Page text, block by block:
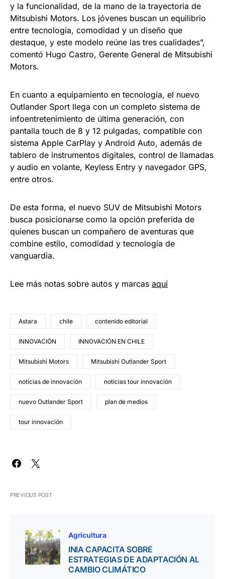
y la funcionalidad, de la mano de la trayectoria de
Mitsubishi Motors. Los jóvenes buscan un equilibrio
entre tecnología, comodidad y un diseño que
destaque, y este modelo reúne las tres cualidades”,
comentó Hugo Castro, Gerente General de Mitsubishi
Motors.
En cuanto a equipamiento en tecnología, el nuevo
Outlander Sport llega con un completo sistema de
infoentretenimiento de última generación, con
pantalla touch de 8 y 12 pulgadas, compatible con
sistema Apple CarPlay y Android Auto, además de
tablero de instrumentos digitales, control de llamadas
y audio en volante, Keyless Entry y navegador GPS,
entre otros.
De esta forma, el nuevo SUV de Mitsubishi Motors
busca posicionarse como la opción preferida de
quienes buscan un compañero de aventuras que
combine estilo, comodidad y tecnología de
vanguardia.
Lee más notas sobre autos y marcas aquí
Astara chile contenido editorial
INNOVACIÓN INNOVACIÓN EN CHILE
Mitsubishi Motors Mitsubishi Outlander Sport
noticias de innovación noticias tour innovación
nuevo Outlander Sport plan de medios
tour innovación
PREVIOUS POST
Agricultura
INIA CAPACITA SOBRE
ESTRATEGIAS DE ADAPTACIÓN AL
CAMBIO CLIMÁTICO